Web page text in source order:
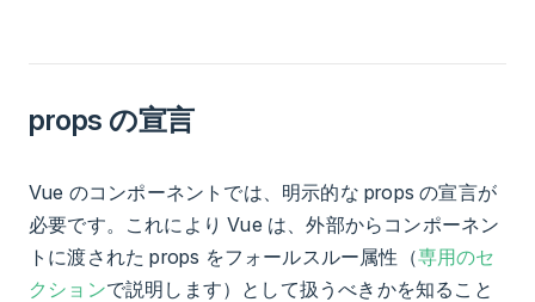
props の宣言
Vue のコンポーネントでは、明示的な props の宣言が
必要です。これにより Vue は、外部からコンポーネン
トに渡された props をフォールスルー属性（専用のセ
クションで説明します）として扱うべきかを知ること